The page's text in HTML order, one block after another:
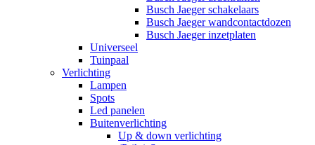
Busch Jaeger schakelaars
Busch Jaeger wandcontactdozen
Busch Jaeger inzetplaten
Universeel
Tuinpaal
Verlichting
Lampen
Spots
Led panelen
Buitenverlichting
Up & down verlichting